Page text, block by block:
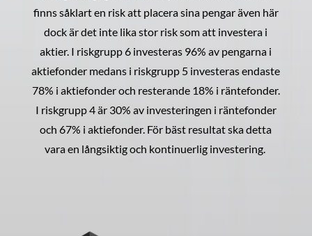
finns såklart en risk att placera sina pengar även här
dock är det inte lika stor risk som att investera i
aktier. I riskgrupp 6 investeras 96% av pengarna i
aktiefonder medans i riskgrupp 5 investeras endaste
78% i aktiefonder och resterande 18% i räntefonder.
I riskgrupp 4 är 30% av investeringen i räntefonder
och 67% i aktiefonder. För bäst resultat ska detta
vara en långsiktig och kontinuerlig investering.